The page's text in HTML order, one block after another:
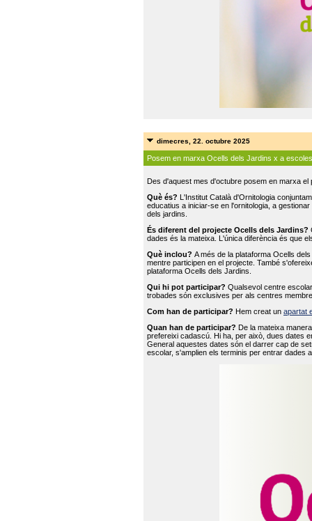
dimecres, 22. octubre 2025
Posem en marxa Ocells dels Jardins x a escoles
Des d'aquest mes d'octubre posem en marxa
Què és? L'Institut Català d'Ornitologia
educatius a iniciar-se en l'ornitologia, a
dels jardins.
És diferent del projecte Ocells dels Jardins?
dades és la mateixa. L'única diferència és que
Què inclou? A més de la plataforma Ocells
mentre participen en el projecte. També
plataforma Ocells dels Jardins.
Qui hi pot participar? Qualsevol centre
trobades són exclusives per als centres
Com han de participar? Hem creat un apartat
Quan han de participar? De la mateixa
prefereixi cadascú. Hi ha, per això, dues dates
General aquestes dates són el darrer cap de
escolar, s'amplien els terminis per entrar dades